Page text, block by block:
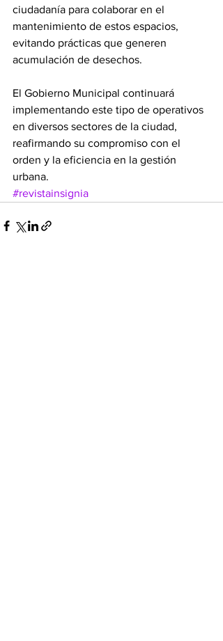
ciudadanía para colaborar en el
mantenimiento de estos espacios,
evitando prácticas que generen
acumulación de desechos.
El Gobierno Municipal continuará
implementando este tipo de operativos
en diversos sectores de la ciudad,
reafirmando su compromiso con el
orden y la eficiencia en la gestión
urbana.
#revistainsignia